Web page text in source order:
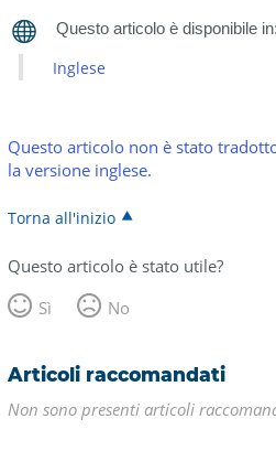
Inglese
Questo articolo non è stato
la versione inglese.
Torna all'inizio
Questo articolo è stato utile?
Sì
No
Articoli raccomandati
Non sono presenti articoli